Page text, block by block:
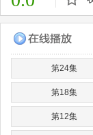
第24集
第18集
第12集